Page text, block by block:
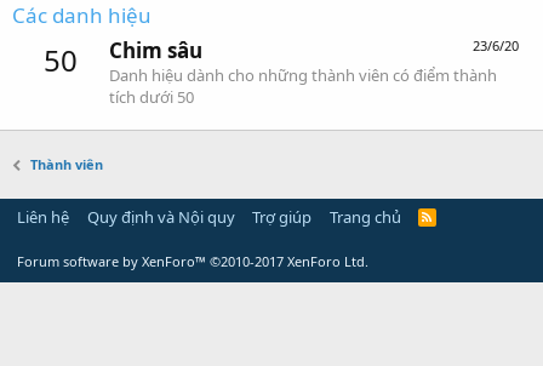
Các danh hiệu
50 23/6/20
Chim sâu
Danh hiệu dành cho những thành viên có điểm thành
tích dưới 50
Thành viên
Liên hệ Quy định và Nội quy Trợ giúp Trang chủ
Forum software by XenForo™ ©2010-2017 XenForo Ltd.